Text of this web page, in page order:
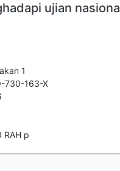
ujian
1
730-163-X
RAH p